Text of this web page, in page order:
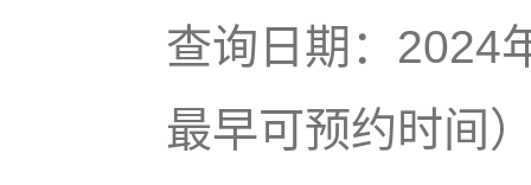
查询日期：2024
最早可预约时间